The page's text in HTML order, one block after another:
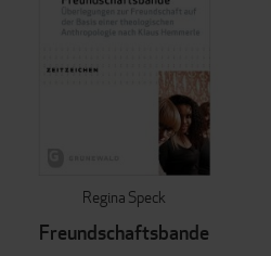
Regina Speck
Freundschaftsbande